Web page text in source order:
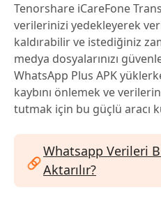
Tenorshare iCareFone
verilerinizi yedekleyerek
kaldırabilir ve istediğiniz
medya dosyalarınızı
WhatsApp Plus APK
kaybını önlemek ve
tutmak için bu güçlü aracı
Whatsapp Verileri
Aktarılır?